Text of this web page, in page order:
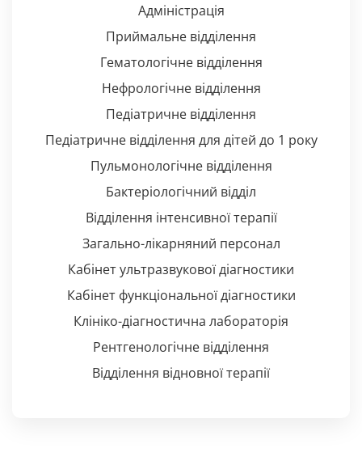
Адміністрація
Приймальне відділення
Гематологічне відділення
Нефрологічне відділення
Педіатричне відділення
Педіатричне відділення для дітей до 1 року
Пульмонологічне відділення
Бактеріологічний відділ
Відділення інтенсивної терапії
Загально-лікарняний персонал
Кабінет ультразвукової діагностики
Кабінет функціональної діагностики
Клініко-діагностична лабораторія
Рентгенологічне відділення
Відділення відновної терапії